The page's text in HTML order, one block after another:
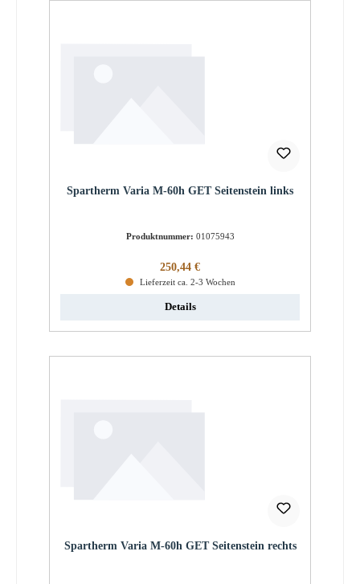
Spartherm Varia M-60h GET Seitenstein links
Produktnummer: 01075943
Regulärer Preis:
250,44 €
Lieferzeit ca. 2-3 Wochen
Details
Spartherm Varia M-60h GET Seitenstein rechts